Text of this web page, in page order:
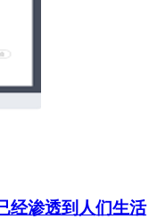
经渗透到人们生活